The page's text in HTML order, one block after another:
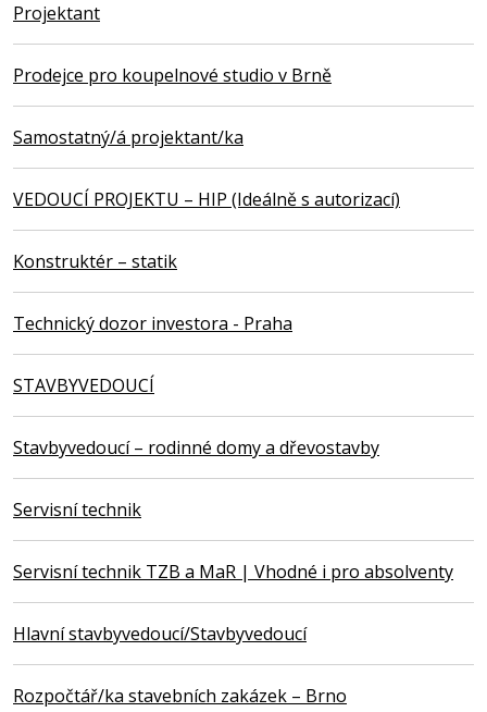
Projektant
Prodejce pro koupelnové studio v Brně
Samostatný/á projektant/ka
VEDOUCÍ PROJEKTU – HIP (Ideálně s autorizací)
Konstruktér – statik
Technický dozor investora - Praha
STAVBYVEDOUCÍ
Stavbyvedoucí – rodinné domy a dřevostavby
Servisní technik
Servisní technik TZB a MaR | Vhodné i pro absolventy
Hlavní stavbyvedoucí/Stavbyvedoucí
Rozpočtář/ka stavebních zakázek – Brno